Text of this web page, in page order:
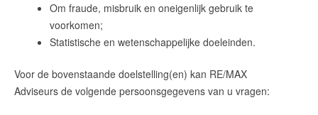
Om fraude, misbruik en oneigenlijk gebruik te
voorkomen;
Statistische en wetenschappelijke doeleinden.
Voor de bovenstaande doelstelling(en) kan RE/MAX
Adviseurs de volgende persoonsgegevens van u vragen: